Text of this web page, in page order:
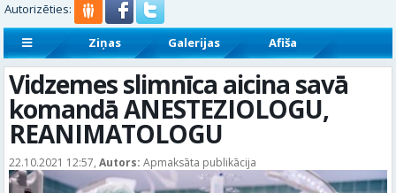
Autorizēties:
Ziņas Galerijas
Afiša
Sludinājumi
Reklāmraksti
Vidzemes slimnīca aicina savā
komandā ANESTEZIOLOGU,
REANIMATOLOGU
22.10.2021 12:57, Autors: Apmaksāta publikācija